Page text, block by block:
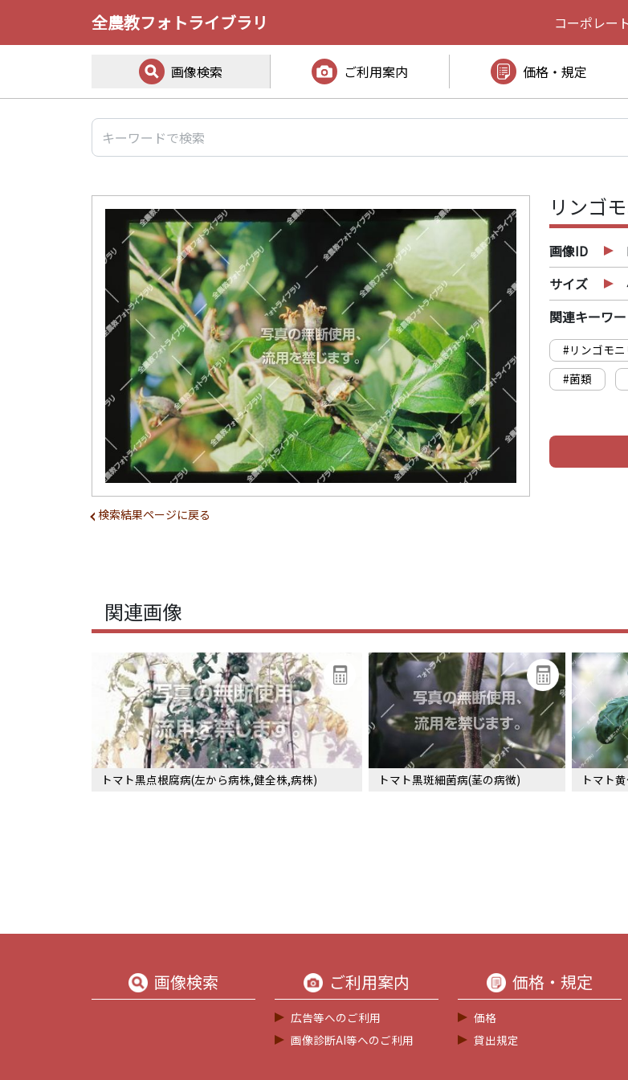
全農教フォトライブラリ コーポレー
画像検索 ご利用案内 価格・規定
検索結果ページに戻る
リンゴ
画像ID
サイズ
関連キーワ
#リンゴモ
#菌類
関連画像
トマト黒点根腐病(左から病株,健全株,病株) トマト黒斑細菌病(茎の病徴) トマト
画像検索 ご利用案内
広告等へのご利用
画像診断AI等へのご利用
価格・規定
価格
貸出規定